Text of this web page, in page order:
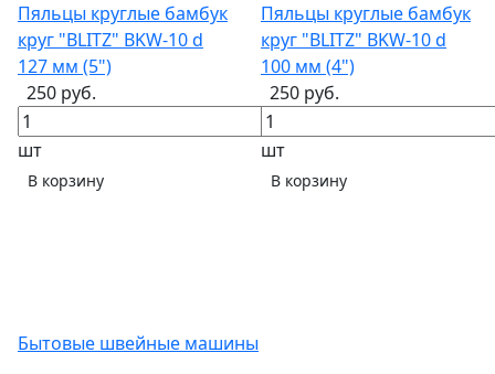
Пяльцы круглые бамбук
круг "BLITZ" BKW-10 d
127 мм (5")
250 руб.
шт
В корзину
Пяльцы круглые бамбук
круг "BLITZ" BKW-10 d
100 мм (4")
250 руб.
шт
В корзину
Бытовые швейные машины